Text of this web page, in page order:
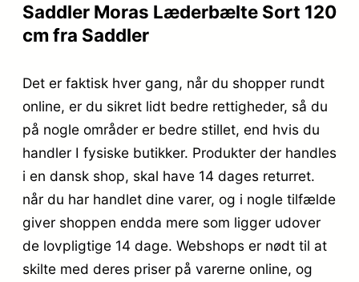
Saddler Moras Læderbælte Sort 120
cm fra Saddler
Det er faktisk hver gang, når du shopper rundt
online, er du sikret lidt bedre rettigheder, så du
på nogle områder er bedre stillet, end hvis du
handler I fysiske butikker. Produkter der handles
i en dansk shop, skal have 14 dages returret.
når du har handlet dine varer, og i nogle tilfælde
giver shoppen endda mere som ligger udover
de lovpligtige 14 dage. Webshops er nødt til at
skilte med deres priser på varerne online, og